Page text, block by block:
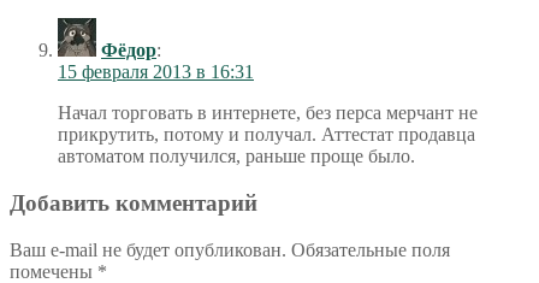
Фёдор:
15 февраля 2013 в 16:31
Начал торговать в интернете, без перса мерчант не
прикрутить, потому и получал. Аттестат продавца
автоматом получился, раньше проще было.
Добавить комментарий
Ваш e-mail не будет опубликован. Обязательные поля
помечены *